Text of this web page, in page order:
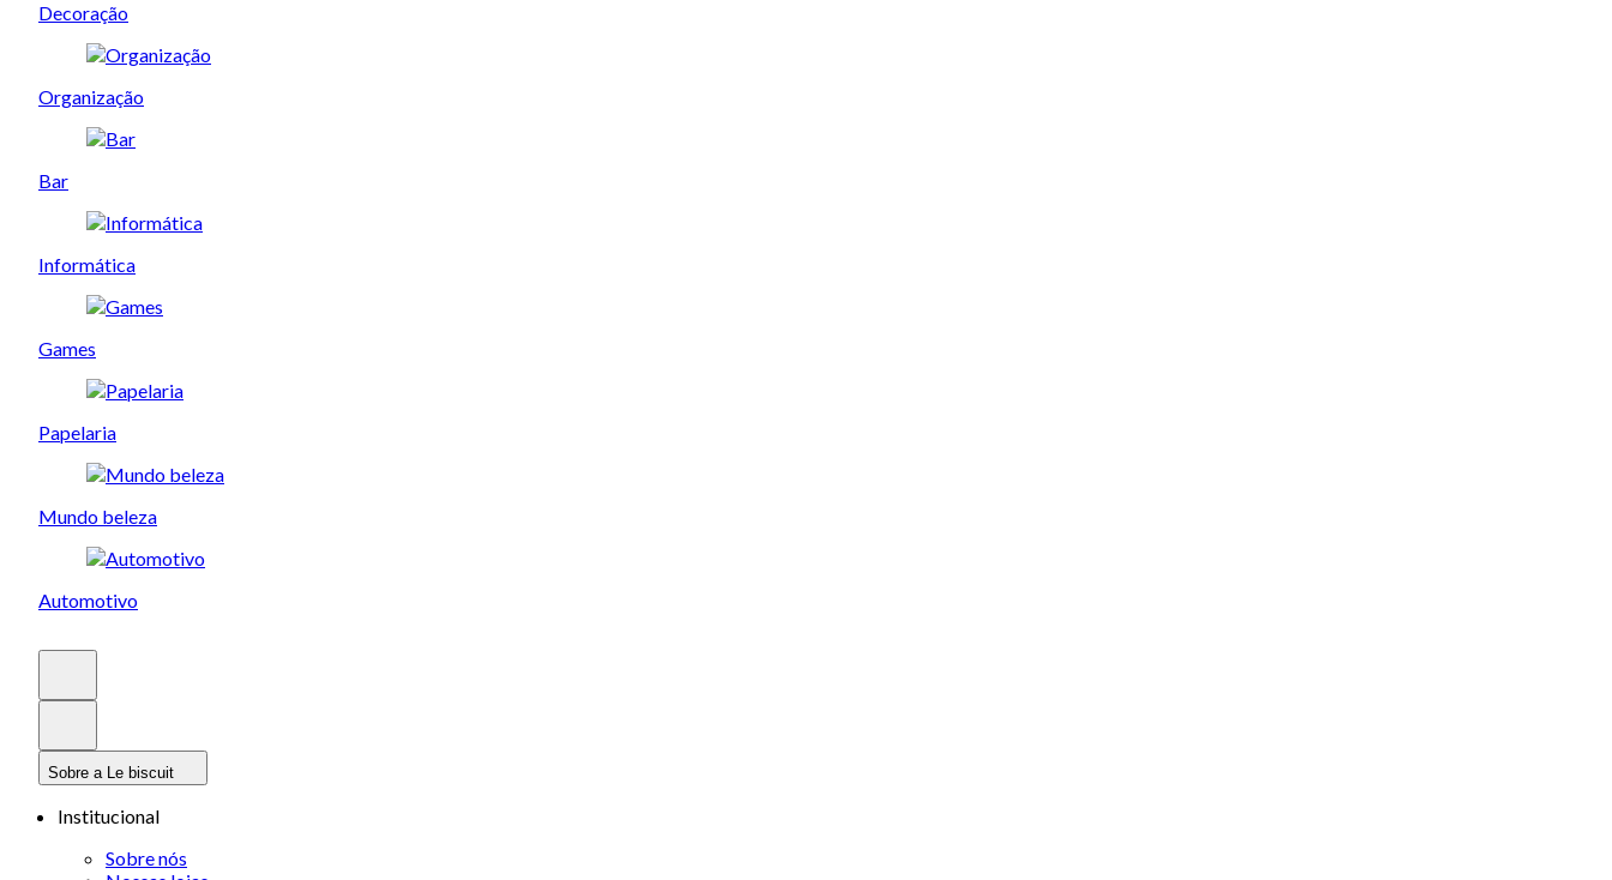
Decoração
Organização
Bar
Informática
Games
Papelaria
Mundo beleza
Automotivo
Sobre a Le biscuit
Institucional
Sobre nós